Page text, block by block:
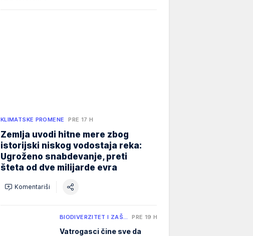
KLIMATSKE PROMENE PRE 17 H
Zemlja uvodi hitne mere zbog
istorijski niskog vodostaja reka:
Ugroženo snabdevanje, preti
šteta od dve milijarde evra
Komentariši
BIODIVERZITET I ZAŠ… PRE 19 H
Vatrogasci čine sve da